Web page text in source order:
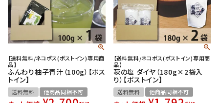
【送料無料/ネコポス(ポストイン)専用商
品】
ふんわり柚子青汁（100g）【ポス
トイン】
送料無料 他商品同梱不可
【送料無料/ネコポス(ポストイン)専用商
品】
萩の塩 ダイヤ（180g×2袋入
り）【ポストイン】
送料無料 他商品同梱不可